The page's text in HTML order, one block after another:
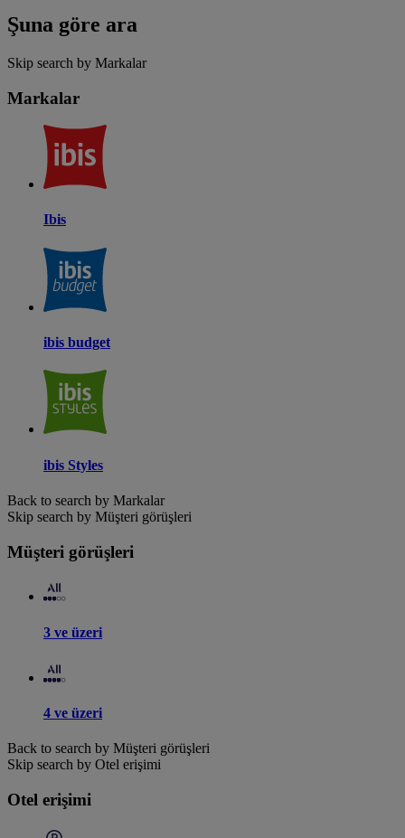
Şuna göre ara
Skip search by Markalar
Markalar
Ibis
ibis budget
ibis Styles
Back to search by Markalar
Skip search by Müşteri görüşleri
Müşteri görüşleri
3 ve üzeri
4 ve üzeri
Back to search by Müşteri görüşleri
Skip search by Otel erişimi
Otel erişimi